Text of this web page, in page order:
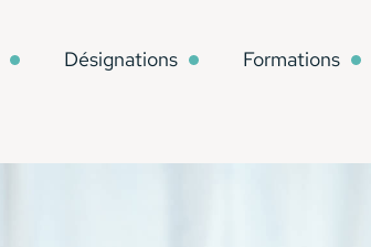
Désignations Formations